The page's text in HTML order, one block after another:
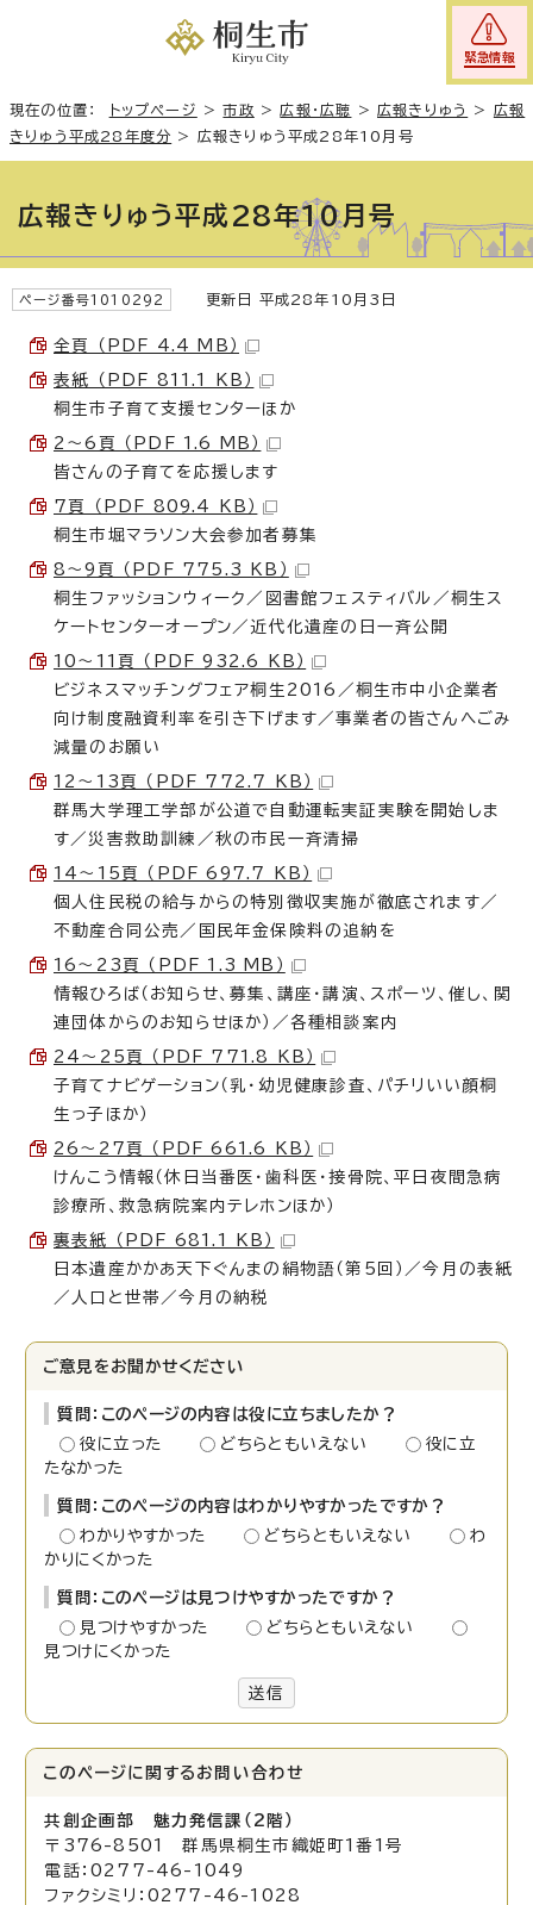
緊急情報
現在の位置： トップページ >市政 >広報・広聴 >広報きりゅう > 広報
きりゅう平成28年度分 > 広報きりゅう平成28年10月号
広報きりゅう平成28年10月号
ページ番号1010292 更新日 平成28年10月3日
全頁 （PDF 4.4 MB）
表紙 （PDF 811.1 KB）
桐生市子育て支援センターほか
2～6頁 （PDF 1.6 MB）
皆さんの子育てを応援します
7頁 （PDF 809.4 KB）
桐生市堀マラソン大会参加者募集
8～9頁 （PDF 775.3 KB）
桐生ファッションウィーク／図書館フェスティバル／桐生ス
ケートセンターオープン／近代化遺産の日一斉公開
10～11頁 （PDF 932.6 KB）
ビジネスマッチングフェア桐生2016／桐生市中小企業者
向け制度融資利率を引き下げます／事業者の皆さんへごみ
減量のお願い
12～13頁 （PDF 772.7 KB）
群馬大学理工学部が公道で自動運転実証実験を開始しま
す／災害救助訓練／秋の市民一斉清掃
14～15頁 （PDF 697.7 KB）
個人住民税の給与からの特別徴収実施が徹底されます／
不動産合同公売／国民年金保険料の追納を
16～23頁 （PDF 1.3 MB）
情報ひろば（お知らせ、募集、講座・講演、スポーツ、催し、関
連団体からのお知らせほか）／各種相談案内
24～25頁 （PDF 771.8 KB）
子育てナビゲーション（乳・幼児健康診査、パチリいい顔桐
生っ子ほか）
26～27頁 （PDF 661.6 KB）
けんこう情報（休日当番医・歯科医・接骨院、平日夜間急病
診療所、救急病院案内テレホンほか）
裏表紙 （PDF 681.1 KB）
日本遺産かかあ天下ぐんまの絹物語（第5回）／今月の表紙
／人口と世帯／今月の納税
ご意見をお聞かせください
質問：このページの内容は役に立ちましたか？
役に立った
どちらともいえない
役に立
たなかった
質問：このページの内容はわかりやすかったですか？
わかりやすかった
どちらともいえない
わ
かりにくかった
質問：このページは見つけやすかったですか？
見つけやすかった
どちらともいえない
見つけにくかった
送信
このページに関する お問い合わせ
共創企画部 魅力発信課（2階）
〒376-8501 群馬県桐生市織姫町1番1号
電話：0277-46-1049
ファクシミリ：0277-46-1028